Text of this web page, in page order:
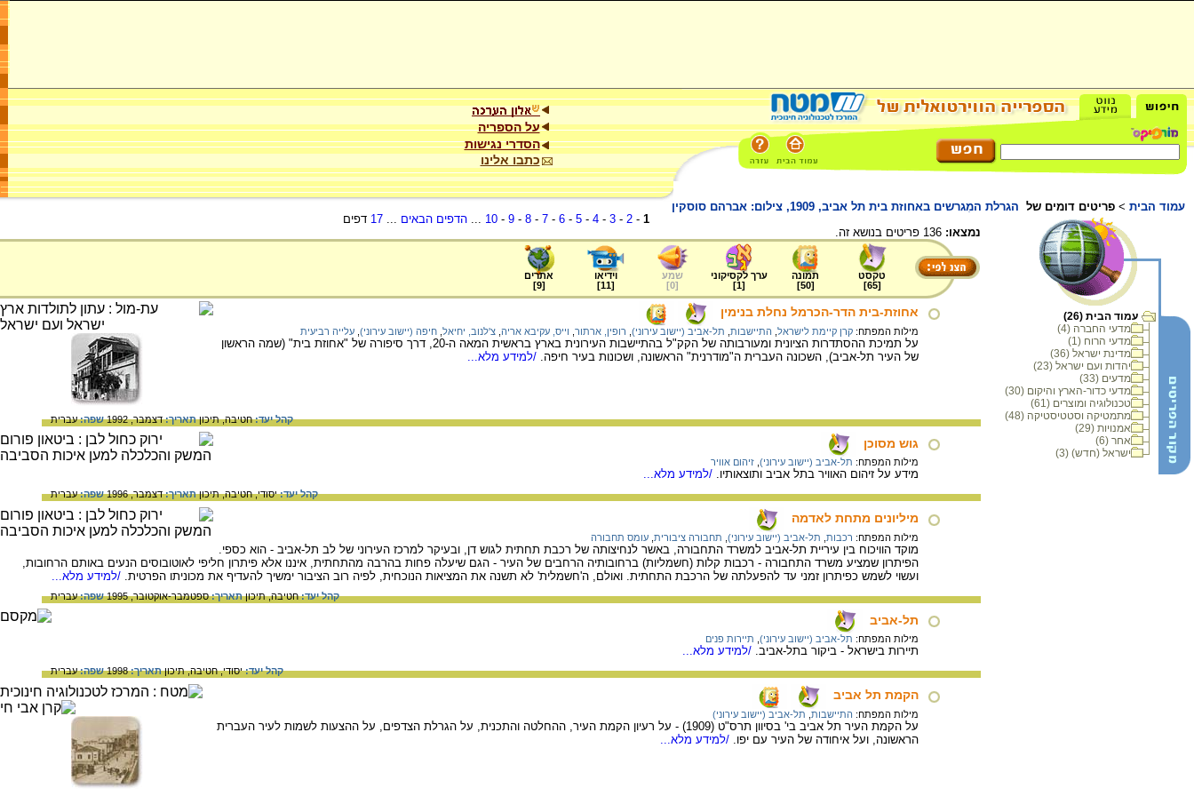
על הספריה
הסדרי נגישות
כתבו אלינו
עמוד הבית > פריטים דומים של הגרלת המִגרשים באחוזת בית תל אביב, 1909, צילום: אברהם סוסקין
עמוד הבית (26)
מדעי החברה (4)
מדעי הרוח (1)
מדינת ישראל (36)
יהדות ועם ישראל (23)
מדעים (33)
מדעי כדור-הארץ והיקום (30)
טכנולוגיה ומוצרים (61)
מתמטיקה וסטטיסטיקה (48)
אמנויות (29)
אחר (6)
ישראל (חדש) (3)
1
-
2
-
3
-
4
-
5
-
6
-
7
-
8
-
9
-
10
...הדפים הבאים ...
17 דפים
נמצאו:
טקסט
[
65
]
תמונה
[
50
]
ערך לקסיקוני
[
1
]
שמע
[
0
]
וידיאו
[
11
]
אתרים
[
9
]
אחוזת-בית הדר-הכרמל נחלת בנימין
מילות המפתח: קרן קיימת לישראל התיישבות תל-אביב (יישוב עירוני) רופין, ארתור וייס, עקיבא אריה צ'לנוב, יחיאל חיפה (יישוב עירוני) עלייה רביעית
על תמיכת ההסתדרות הציונית ומעורבותה של הקק"ל בהתיישבות העירונית בארץ בראשית המאה ה-20, דרך סיפורה של "אחוזת בית" (שמה הראשון
של העיר תל-אביב), השכונה העברית ה"מודרנית" הראשונה, ושכונות בעיר חיפה. /למידע מלא...
קהל יעד:חטיבה,תיכוןתאריך:דצמבר, 1992 שפה:עברית
גוש מסוכן
מילות המפתח: תל-אביב (יישוב עירוני) זיהום אוויר
מידע על זיהום האוויר בתל אביב ותוצאותיו. /למידע מלא...
קהל יעד:יסודי,חטיבה,תיכוןתאריך:דצמבר, 1996 שפה:עברית
מיליונים מתחת לאדמה
מילות המפתח: רכבות תל-אביב (יישוב עירוני) תחבורה ציבורית עומס תחבורה
מוקד הוויכוח בין עיריית תל-אביב למשרד התחבורה, באשר לנחיצותה של רכבת תחתית לגוש דן, ובעיקר למרכז העירוני של לב תל-אביב - הוא כספי.
הפיתרון שמציע משרד התחבורה - רכבות קלות (חשמליות) ברחובותיה הרחבים של העיר - הגם שיעלה פחות בהרבה מהתחתית, איננו אלא פיתרון חליפי לאוטובוסים הנעים באותם הרחובות,
ועשוי לשמש כפיתרון זמני עד להפעלתה של הרכבת התחתית. ואולם, ה'חשמלית' לא תשנה את המציאות הנוכחית, לפיה רוב הציבור ימשיך להעדיף את מכוניתו הפרטית. /למידע מלא...
קהל יעד:חטיבה,תיכוןתאריך:ספטמבר-אוקטובר, 1995 שפה:עברית
תל-אביב
מילות המפתח: תל-אביב (יישוב עירוני) תיירות פנים
תיירות בישראל - ביקור בתל-אביב. /למידע מלא...
קהל יעד:יסודי,חטיבה,תיכוןתאריך:1998 שפה:עברית
הקמת תל אביב
מילות המפתח: התיישבות תל-אביב (יישוב עירוני)
על הקמת העיר תל אביב בי' בסיוון תרס"ט (1909) - על רעיון הקמת העיר, ההחלטה והתכנית, על הגרלת הצדפים, על ההצעות לשמות לעיר העברית
הראשונה, ועל איחודה של העיר עם יפו. /למידע מלא...